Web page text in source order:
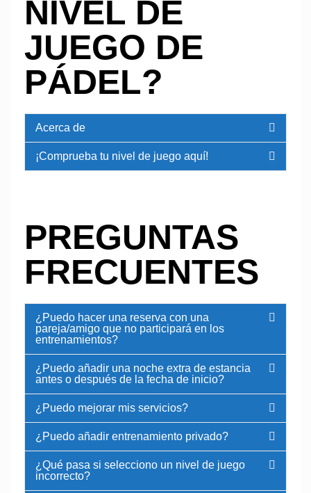
NIVEL DE
JUEGO DE
PÁDEL?
Acerca de
¡Comprueba tu nivel de juego aquí!
PREGUNTAS
FRECUENTES
¿Puedo hacer una reserva con una
pareja/amigo que no participará en los
entrenamientos?
¿Puedo añadir una noche extra de estancia
antes o después de la fecha de inicio?
¿Puedo mejorar mis servicios?
¿Puedo añadir entrenamiento privado?
¿Qué pasa si selecciono un nivel de juego
incorrecto?